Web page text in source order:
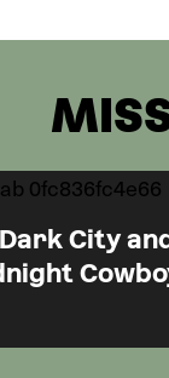
City